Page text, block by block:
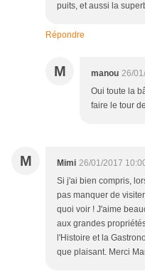
puits, et aussi la
Répondre
M manou 26/
Oui toute la
faire le tour
M Mimi 26/01/2017
Si j'ai bien compris,
pas manquer de
quoi voir ! J'aime
aux grandes
l'Histoire et la
que plaisant. Merci